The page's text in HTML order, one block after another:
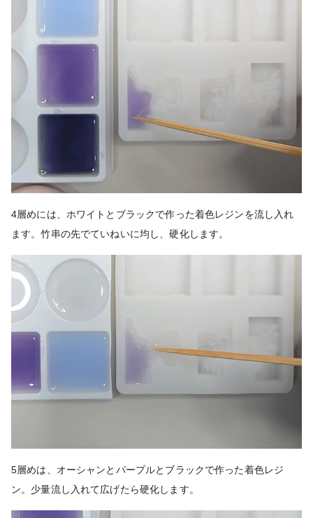
4層めには、ホワイトとブラックで作った着色レジンを流し入れ
ます。竹串の先でていねいに均し、硬化します。
5層めは、オーシャンとパープルとブラックで作った着色レジ
ン。少量流し入れて広げたら硬化します。